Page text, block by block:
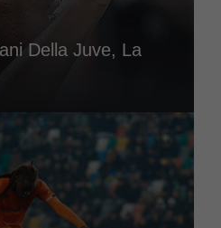
Della Juve, La